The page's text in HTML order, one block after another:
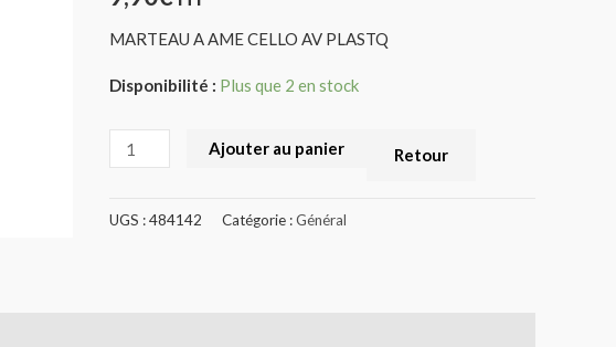
MARTEAU A AME CELLO AV PLASTQ
Disponibilité : Plus que 2 en stock
Ajouter au panier Retour
UGS :484142 Catégorie :Général